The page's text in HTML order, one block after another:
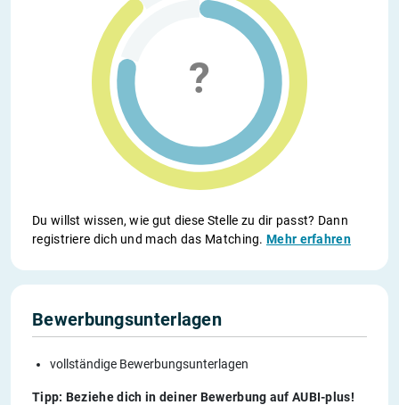
Du willst wissen, wie gut diese Stelle zu dir passt? Dann
registriere dich und mach das Matching.Mehr erfahren
Bewerbungsunterlagen
vollständige Bewerbungsunterlagen
Tipp: Beziehe dich in deiner Bewerbung auf AUBI-plus!